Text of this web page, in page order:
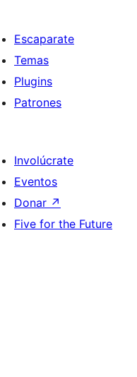
Escaparate
Temas
Plugins
Patrones
Involúcrate
Eventos
Donar ↗
Five for the Future